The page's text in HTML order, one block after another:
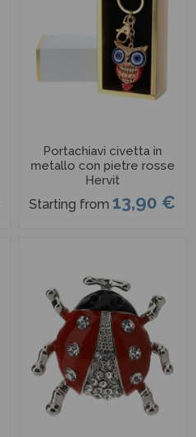
Portachiavi civetta in
metallo con pietre rosse
Hervit
Starting from 13,90 €